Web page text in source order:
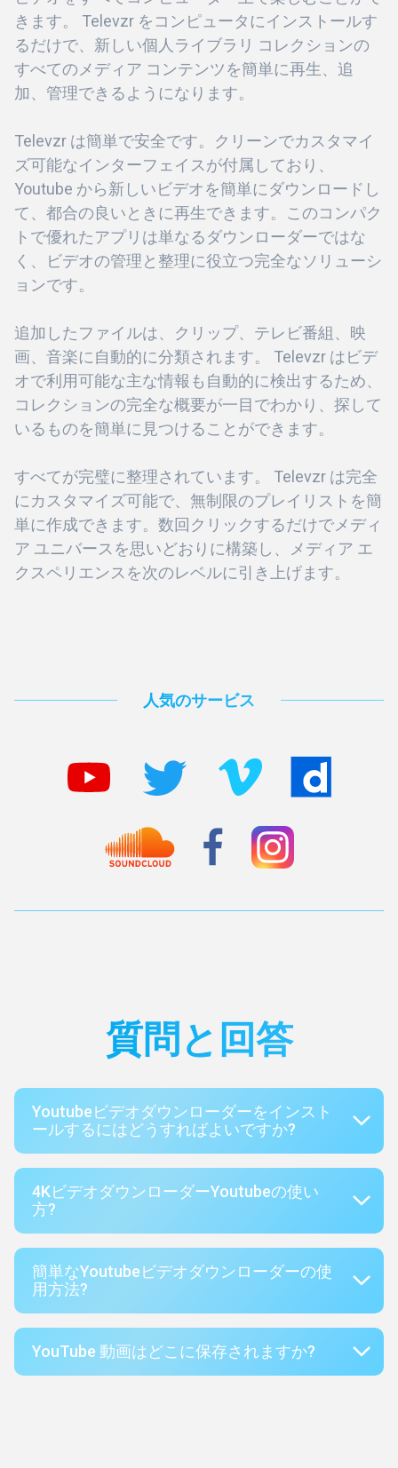
きます。 Televzr をコンピュータにインストールす
るだけで、新しい個人ライブラリ コレクションの
すべてのメディア コンテンツを簡単に再生、追
加、管理できるようになります。
Televzr は簡単で安全です。クリーンでカスタマイ
ズ可能なインターフェイスが付属しており、
Youtube から新しいビデオを簡単にダウンロードし
て、都合の良いときに再生できます。このコンパク
トで優れたアプリは単なるダウンローダーではな
く、ビデオの管理と整理に役立つ完全なソリューシ
ョンです。
追加したファイルは、クリップ、テレビ番組、映
画、音楽に自動的に分類されます。 Televzr はビデ
オで利用可能な主な情報も自動的に検出するため、
コレクションの完全な概要が一目でわかり、探して
いるものを簡単に見つけることができます。
すべてが完璧に整理されています。 Televzr は完全
にカスタマイズ可能で、無制限のプレイリストを簡
単に作成できます。数回クリックするだけでメディ
ア ユニバースを思いどおりに構築し、メディア エ
クスペリエンスを次のレベルに引き上げます。
人気のサービス
質問と回答
Youtubeビデオダウンローダーをインスト
ールするにはどうすればよいですか?
4KビデオダウンローダーYoutubeの使い
方?
簡単なYoutubeビデオダウンローダーの使
用方法?
YouTube 動画はどこに保存されますか?